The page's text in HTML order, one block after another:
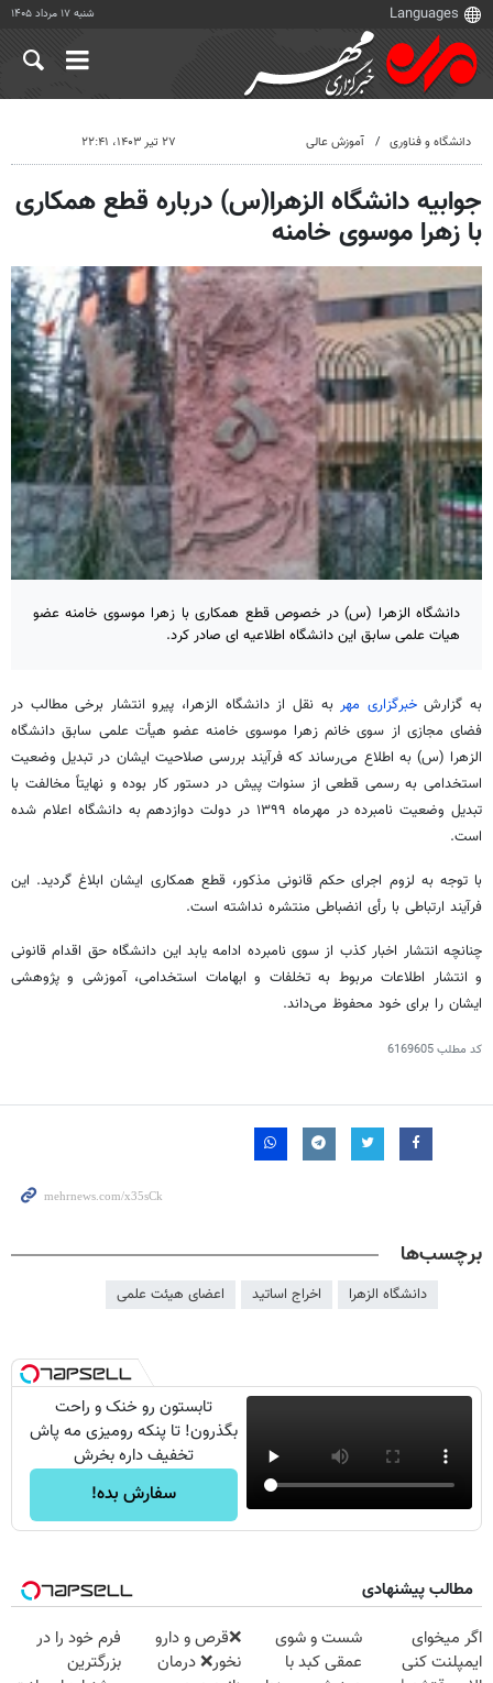
شنبه ۱۷ مرداد ۱۴۰۵
دانشگاه و فناوری آموزش عالی ۲۷ تیر ۱۴۰۳، ۲۲:۴۱
جوابیه دانشگاه الزهرا(س) درباره قطع همکاری
با زهرا موسوی خامنه
دانشگاه الزهرا (س) در خصوص قطع همکاری با زهرا موسوی خامنه عضو
هیات علمی سابق این دانشگاه اطلاعیه ای صادر کرد.
به گزارشخبرگزاری مهربه نقل از دانشگاه الزهرا، پیرو انتشار برخی مطالب در
فضای مجازی از سوی خانم زهرا موسوی خامنه عضو هیأت علمی سابق دانشگاه
الزهرا (س) به اطلاع می‌رساند که فرآیند بررسی صلاحیت ایشان در تبدیل وضعیت
استخدامی به رسمی قطعی از سنوات پیش در دستور کار بوده و نهایتاً مخالفت با
تبدیل وضعیت نامبرده در مهرماه ۱۳۹۹ در دولت دوازدهم به دانشگاه اعلام شده
است.
با توجه به لزوم اجرای حکم قانونی مذکور، قطع همکاری ایشان ابلاغ گردید. این
فرآیند ارتباطی با رأی انضباطی منتشره نداشته است.
چنانچه انتشار اخبار کذب از سوی نامبرده ادامه یابد این دانشگاه حق اقدام قانونی
و انتشار اطلاعات مربوط به تخلفات و ابهامات استخدامی، آموزشی و پژوهشی
ایشان را برای خود محفوظ می‌داند.
کد مطلب6169605
برچسب‌ها
دانشگاه الزهرا اخراج اساتید اعضای هیئت علمی
تابستون رو خنک و راحت
بگذرون! تا پنکه رومیزی مه پاش
تخفیف داره بخرش
سفارش بده!
مطالب پیشنهادی
اگر میخوای
ایمپلنت کنی
شست و شوی
عمقی کبد با
❌قرص‌ و دارو
نخور❌ درمان
فرم خود را در
بزرگترین